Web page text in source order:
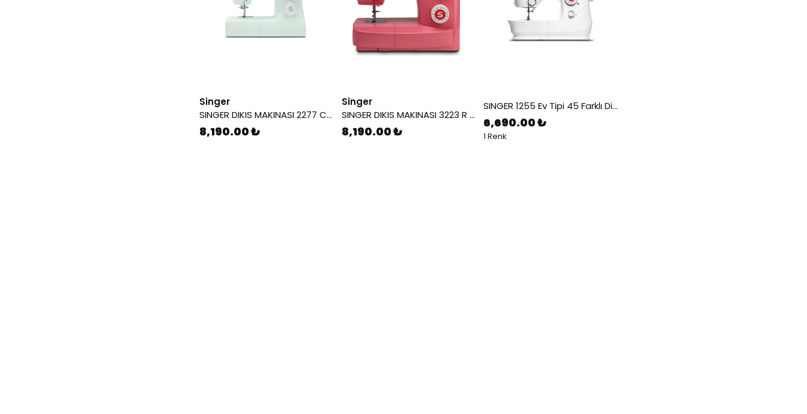
Singer
SINGER DIKIS MAKINASI 2277 CLEARWATER GREEN
8,190.00 ₺
Singer
SINGER DIKIS MAKINASI 3223 R KIRMIZI 230128155
8,190.00 ₺
SINGER 1255 Ev Tipi 45 Farklı Dikiş Uygulamalı Dikiş Makinesi
6,690.00 ₺
1 Renk